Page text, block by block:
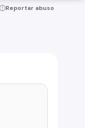
Reportar abuso